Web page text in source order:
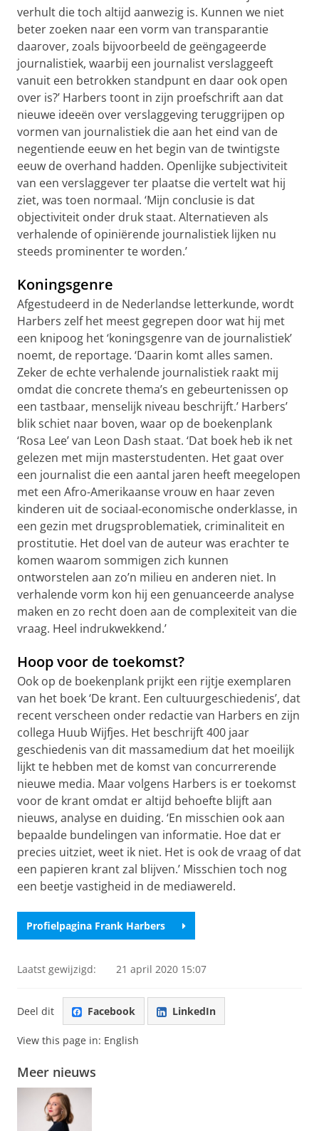
verhult die toch altijd aanwezig is. Kunnen we niet
beter zoeken naar een vorm van transparantie
daarover, zoals bijvoorbeeld de geëngageerde
journalistiek, waarbij een journalist verslaggeeft
vanuit een betrokken standpunt en daar ook open
over is?’ Harbers toont in zijn proefschrift aan dat
nieuwe ideeën over verslaggeving teruggrijpen op
vormen van journalistiek die aan het eind van de
negentiende eeuw en het begin van de twintigste
eeuw de overhand hadden. Openlijke subjectiviteit
van een verslaggever ter plaatse die vertelt wat hij
ziet, was toen normaal. ‘Mijn conclusie is dat
objectiviteit onder druk staat. Alternatieven als
verhalende of opiniërende journalistiek lijken nu
steeds prominenter te worden.’
Koningsgenre
Afgestudeerd in de Nederlandse letterkunde, wordt
Harbers zelf het meest gegrepen door wat hij met
een knipoog het ‘koningsgenre van de journalistiek’
noemt, de reportage. ‘Daarin komt alles samen.
Zeker de echte verhalende journalistiek raakt mij
omdat die concrete thema’s en gebeurtenissen op
een tastbaar, menselijk niveau beschrijft.’ Harbers’
blik schiet naar boven, waar op de boekenplank
‘Rosa Lee’ van Leon Dash staat. ‘Dat boek heb ik net
gelezen met mijn masterstudenten. Het gaat over
een journalist die een aantal jaren heeft meegelopen
met een Afro-Amerikaanse vrouw en haar zeven
kinderen uit de sociaal-economische onderklasse, in
een gezin met drugsproblematiek, criminaliteit en
prostitutie. Het doel van de auteur was erachter te
komen waarom sommigen zich kunnen
ontworstelen aan zo’n milieu en anderen niet. In
verhalende vorm kon hij een genuanceerde analyse
maken en zo recht doen aan de complexiteit van die
vraag. Heel indrukwekkend.’
Hoop voor de toekomst?
Ook op de boekenplank prijkt een rijtje exemplaren
van het boek ‘De krant. Een cultuurgeschiedenis’, dat
recent verscheen onder redactie van Harbers en zijn
collega Huub Wijfjes. Het beschrijft 400 jaar
geschiedenis van dit massamedium dat het moeilijk
lijkt te hebben met de komst van concurrerende
nieuwe media. Maar volgens Harbers is er toekomst
voor de krant omdat er altijd behoefte blijft aan
nieuws, analyse en duiding. ‘En misschien ook aan
bepaalde bundelingen van informatie. Hoe dat er
precies uitziet, weet ik niet. Het is ook de vraag of dat
een papieren krant zal blijven.’ Misschien toch nog
een beetje vastigheid in de mediawereld.
Profielpagina Frank Harbers
Laatst gewijzigd: 21 april 2020 15:07
Deel dit Facebook LinkedIn
View this page in: English
Meer nieuws